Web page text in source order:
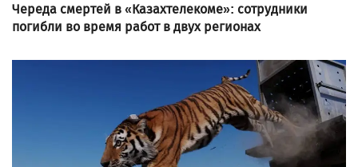
Череда смертей в «Казахтелекоме»: сотрудники
погибли во время работ в двух регионах